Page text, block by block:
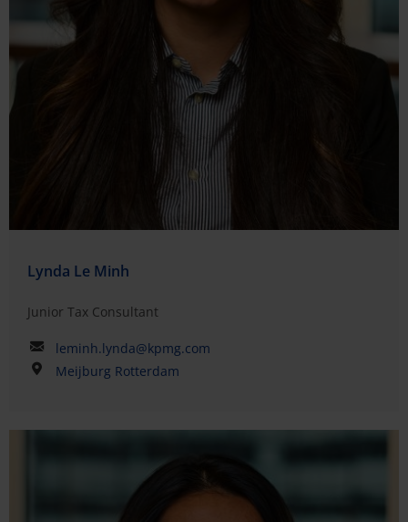
Lynda Le Minh
Junior Tax Consultant
leminh.lynda@kpmg.com
Meijburg Rotterdam